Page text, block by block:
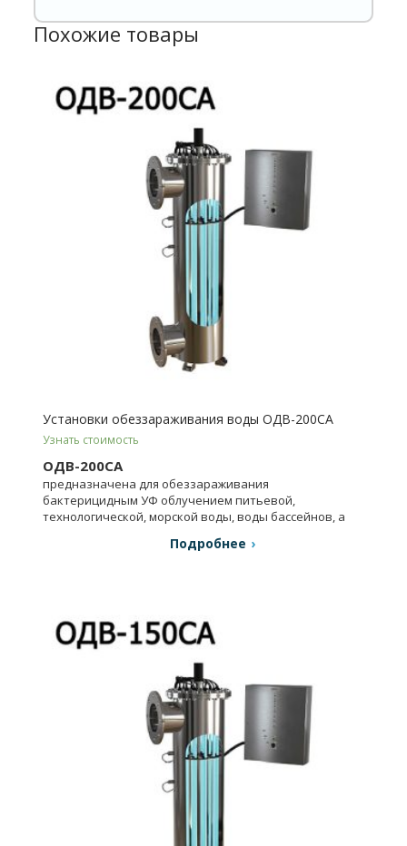
Похожие товары
Установки обеззараживания воды ОДВ-200СА
Узнать стоимость
ОДВ-200СА
предназначена для обеззараживания
бактерицидным УФ облучением питьевой,
технологической, морской воды, воды бассейнов, а
Подробнее